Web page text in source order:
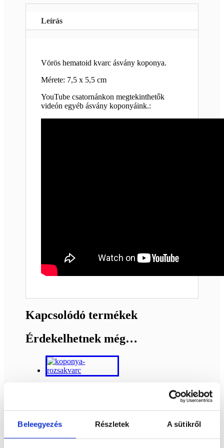
Beleegyezés Részletek A sütikről
Leírás
Vörös hematoid kvarc ásvány koponya.
Mérete: 7,5 x 5,5 cm
YouTube csatornánkon megtekinthetők
videón egyéb ásvány koponyáink.:
Kapcsolódó termékek
Érdekelhetnek még…
3 900
Bővebb
információ